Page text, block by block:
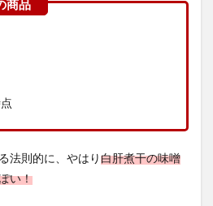
法則的に、やはり白肝煮干の味噌
い！